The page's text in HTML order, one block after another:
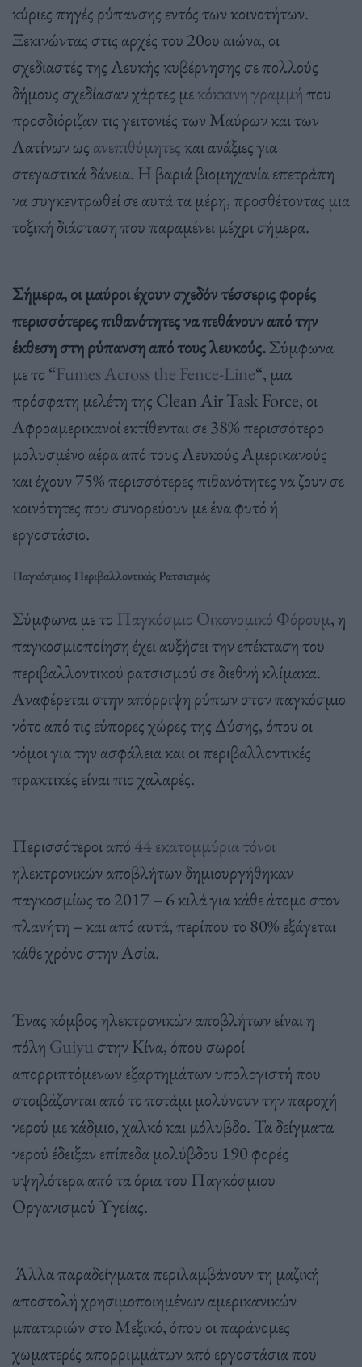
κύριες πηγές ρύπανσης εντός των κοινοτήτων.
Ξεκινώντας στις αρχές του 20ου αιώνα, οι
σχεδιαστές της Λευκής κυβέρνησης σε πολλούς
δήμους σχεδίασαν χάρτες μεκόκκινη γραμμήπου
προσδιόριζαν τις γειτονιές των Μαύρων και των
Λατίνων ως ανεπιθύμητεςκαι ανάξιες για
στεγαστικά δάνεια. Η βαριά βιομηχανία επετράπη
να συγκεντρωθεί σε αυτά τα μέρη, προσθέτοντας μια
τοξική διάσταση που παραμένει μέχρι σήμερα.
Σήμερα, οι μαύροι έχουν σχεδόν τέσσερις φορές
περισσότερες πιθανότητες να πεθάνουν από την
έκθεση στη ρύπανση από τους λευκούς.Σύμφωνα
με το “Fumes Across the Fence-Line“, μια
πρόσφατη μελέτη της Clean Air Task Force, οι
Αφροαμερικανοί εκτίθενται σε 38% περισσότερο
μολυσμένο αέρα από τους Λευκούς Αμερικανούς
και έχουν 75% περισσότερες πιθανότητες να ζουν σε
κοινότητες που συνορεύουν με ένα φυτό ή
εργοστάσιο.
Παγκόσμιος Περιβαλλοντικός Ρατσισμός
Σύμφωνα με το Παγκόσμιο Οικονομικό Φόρουμ, η
παγκοσμιοποίηση έχει αυξήσει την επέκταση του
περιβαλλοντικού ρατσισμού σε διεθνή κλίμακα.
Αναφέρεται στην απόρριψη ρύπων στον παγκόσμιο
νότο από τις εύπορες χώρες της Δύσης, όπου οι
νόμοι για την ασφάλεια και οι περιβαλλοντικές
πρακτικές είναι πιο χαλαρές.
Περισσότεροι από 44 εκατομμύρια τόνοι
ηλεκτρονικών αποβλήτων δημιουργήθηκαν
παγκοσμίως το 2017 – 6 κιλά για κάθε άτομο στον
πλανήτη – και από αυτά, περίπου το 80% εξάγεται
κάθε χρόνο στην Ασία.
Ένας κόμβος ηλεκτρονικών αποβλήτων είναι η
πόλη Guiyu στην Κίνα, όπου σωροί
απορριπτόμενων εξαρτημάτων υπολογιστή που
στοιβάζονται από το ποτάμι μολύνουν την παροχή
νερού με κάδμιο, χαλκό και μόλυβδο. Τα δείγματα
νερού έδειξαν επίπεδα μολύβδου 190 φορές
υψηλότερα από τα όρια του Παγκόσμιου
Οργανισμού Υγείας.
Άλλα παραδείγματα περιλαμβάνουν τη μαζική
αποστολή χρησιμοποιημένων αμερικανικών
μπαταριών στο Μεξικό, όπου οι παράνομες
χωματερές απορριμμάτων από εργοστάσια που